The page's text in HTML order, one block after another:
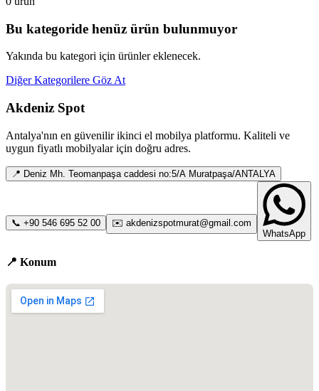
Bu kategoride henüz ürün bulunmuyor
Yakında bu kategori için ürünler eklenecek.
Diğer Kategorilere Göz At
Akdeniz Spot
Antalya'nın en güvenilir ikinci el mobilya platformu. Kaliteli ve
uygun fiyatlı mobilyalar için doğru adres.
📍 Deniz Mh. Teomanpaşa caddesi no:5/A Muratpaşa/ANTALYA
📞 +90 546 695 52 00 ✉️ akdenizspotmurat@gmail.com
WhatsApp
📍 Konum